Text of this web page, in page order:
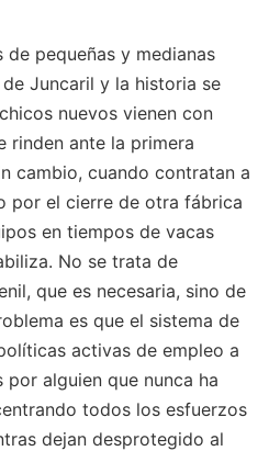
pequeñas y medianas
Juncaril y la historia se
nuevos vienen con
rinden ante la primera
cambio, cuando contratan a
por el cierre de otra fábrica
en tiempos de vacas
No se trata de
que es necesaria, sino de
es que el sistema de
activas de empleo a
por alguien que nunca ha
todos los esfuerzos
dejan desprotegido al